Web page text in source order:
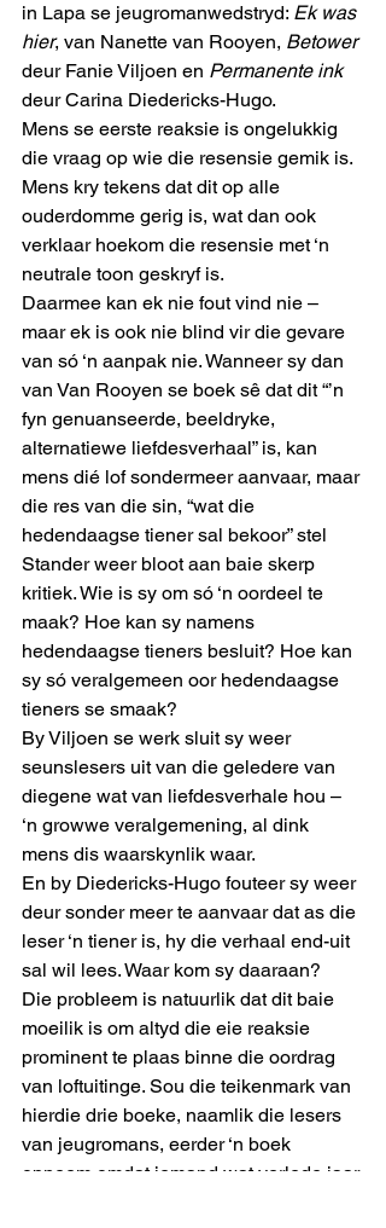
in Lapa se jeugromanwedstryd: Ek was
hier, van Nanette van Rooyen, Betower
deur Fanie Viljoen en Permanente ink
deur Carina Diedericks-Hugo.
Mens se eerste reaksie is ongelukkig
die vraag op wie die resensie gemik is.
Mens kry tekens dat dit op alle
ouderdomme gerig is, wat dan ook
verklaar hoekom die resensie met ‘n
neutrale toon geskryf is.
Daarmee kan ek nie fout vind nie –
maar ek is ook nie blind vir die gevare
van só ‘n aanpak nie. Wanneer sy dan
van Van Rooyen se boek sê dat dit “’n
fyn genuanseerde, beeldryke,
alternatiewe liefdesverhaal” is, kan
mens dié lof sondermeer aanvaar, maar
die res van die sin, “wat die
hedendaagse tiener sal bekoor” stel
Stander weer bloot aan baie skerp
kritiek. Wie is sy om só ‘n oordeel te
maak? Hoe kan sy namens
hedendaagse tieners besluit? Hoe kan
sy só veralgemeen oor hedendaagse
tieners se smaak?
By Viljoen se werk sluit sy weer
seunslesers uit van die geledere van
diegene wat van liefdesverhale hou –
‘n growwe veralgemening, al dink
mens dis waarskynlik waar.
En by Diedericks-Hugo fouteer sy weer
deur sonder meer te aanvaar dat as die
leser ‘n tiener is, hy die verhaal end-uit
sal wil lees. Waar kom sy daaraan?
Die probleem is natuurlik dat dit baie
moeilik is om altyd die eie reaksie
prominent te plaas binne die oordrag
van loftuitinge. Sou die teikenmark van
hierdie drie boeke, naamlik die lesers
van jeugromans, eerder ‘n boek
opneem omdat iemand wat verlede jaar